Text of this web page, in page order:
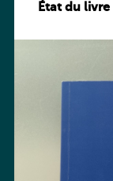
État du livre